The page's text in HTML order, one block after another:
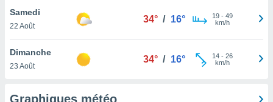
et que
Samedi
22 Août
34° / 16° 19- 49
km/h
Dimanche
23 Août
34° / 16° 14- 26
km/h
Graphiques météo